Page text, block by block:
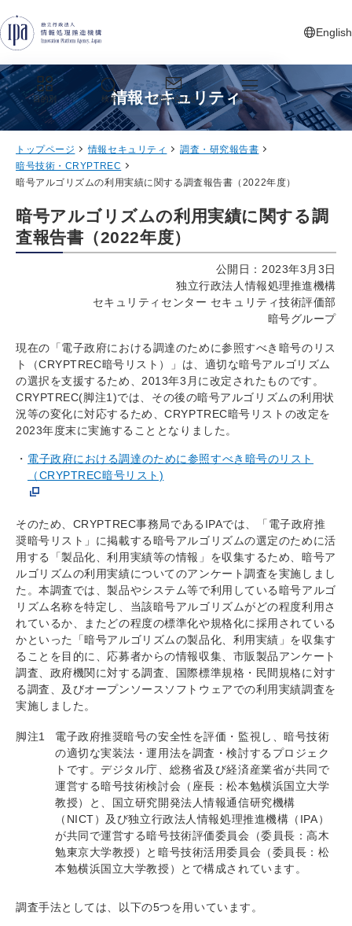
English
新しいタ
目的別 検索 お問い合わせ メニュー
情報セキュリティ
トップページ 情報セキュリティ
調査・研究報告書
暗号技術・CRYPTREC
暗号アルゴリズムの利用実績に関する調査報告書（2022年度）
暗号アルゴリズムの利用実績に関する調
査報告書（2022年度）
公開日：2023年3月3日
独立行政法人情報処理推進機構
セキュリティセンター セキュリティ技術評価部
暗号グループ
現在の「電子政府における調達のために参照すべき暗号のリス
ト（CRYPTREC暗号リスト）」は、適切な暗号アルゴリズム
の選択を支援するため、2013年3月に改定されたものです。
CRYPTREC(脚注1)では、その後の暗号アルゴリズムの利用状
況等の変化に対応するため、CRYPTREC暗号リストの改定を
2023年度末に実施することとなりました。
電子政府における調達のために参照すべき暗号のリスト
（CRYPTREC暗号リスト)
そのため、CRYPTREC事務局であるIPAでは、「電子政府推
奨暗号リスト」に掲載する暗号アルゴリズムの選定のために活
用する「製品化、利用実績等の情報」を収集するため、暗号ア
ルゴリズムの利用実績についてのアンケート調査を実施しまし
た。本調査では、製品やシステム等で利用している暗号アルゴ
リズム名称を特定し、当該暗号アルゴリズムがどの程度利用さ
れているか、またどの程度の標準化や規格化に採用されている
かといった「暗号アルゴリズムの製品化、利用実績」を収集す
ることを目的に、応募者からの情報収集、市販製品アンケート
調査、政府機関に対する調査、国際標準規格・民間規格に対す
る調査、及びオープンソースソフトウェアでの利用実績調査を
実施しました。
脚注1
電子政府推奨暗号の安全性を評価・監視し、暗号技術
の適切な実装法・運用法を調査・検討するプロジェク
トです。デジタル庁、総務省及び経済産業省が共同で
運営する暗号技術検討会（座長：松本勉横浜国立大学
教授）と、国立研究開発法人情報通信研究機構
（NICT）及び独立行政法人情報処理推進機構（IPA）
が共同で運営する暗号技術評価委員会（委員長：高木
勉東京大学教授）と暗号技術活用委員会（委員長：松
本勉横浜国立大学教授）とで構成されています。
調査手法としては、以下の5つを用いています。